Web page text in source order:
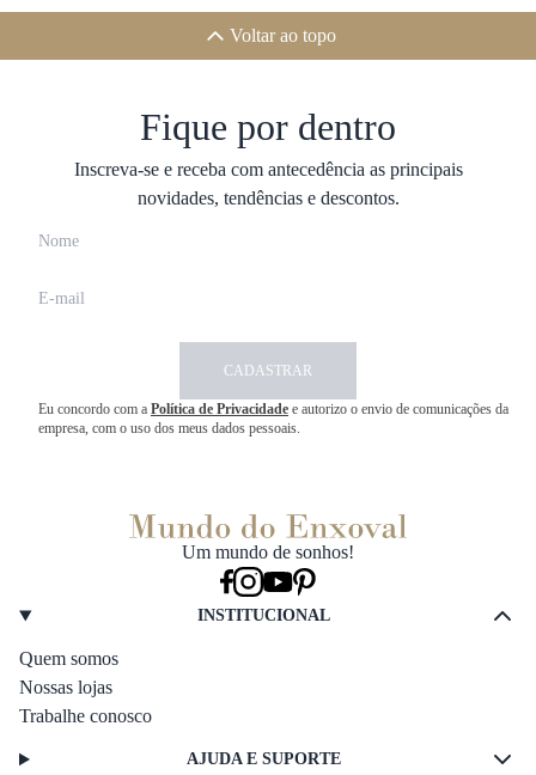
Voltar ao topo
Fique por dentro
Inscreva-se e receba com antecedência as principais
novidades, tendências e descontos.
CADASTRAR
Eu concordo com a Política de Privacidade e autorizo o envio de comunicações da
empresa, com o uso dos meus dados pessoais.
Um mundo de sonhos!
INSTITUCIONAL
Quem somos
Nossas lojas
Trabalhe conosco
AJUDA E SUPORTE